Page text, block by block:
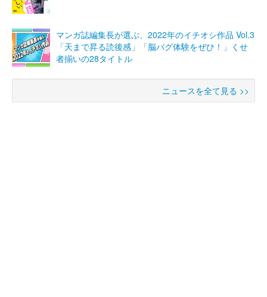
マンガ誌編集長が選ぶ、2022年のイチオシ作品 Vol.3
「天まで昇る読後感」「脳バグ体験をぜひ！」くせ
者揃いの28タイトル
ニュースを全て見る >>